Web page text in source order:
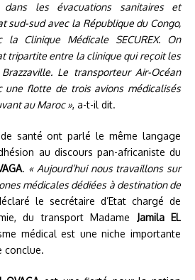
dans les évacuations sanitaires et
sud-sud avec la République du Congo,
la Clinique Médicale SECUREX. On
tripartite entre la clinique qui reçoit les
Le transporteur Air-Océan
une flotte de trois avions médicalisés
au Maroc », a-t-il dit.
santé ont parlé le même langage
au discours pan-africaniste du
. « Aujourd’hui nous travaillons sur
médicales dédiées à destination de
le secrétaire d’Etat chargé de
du transport Madame Jamila EL
médical est une niche importante
conclue.